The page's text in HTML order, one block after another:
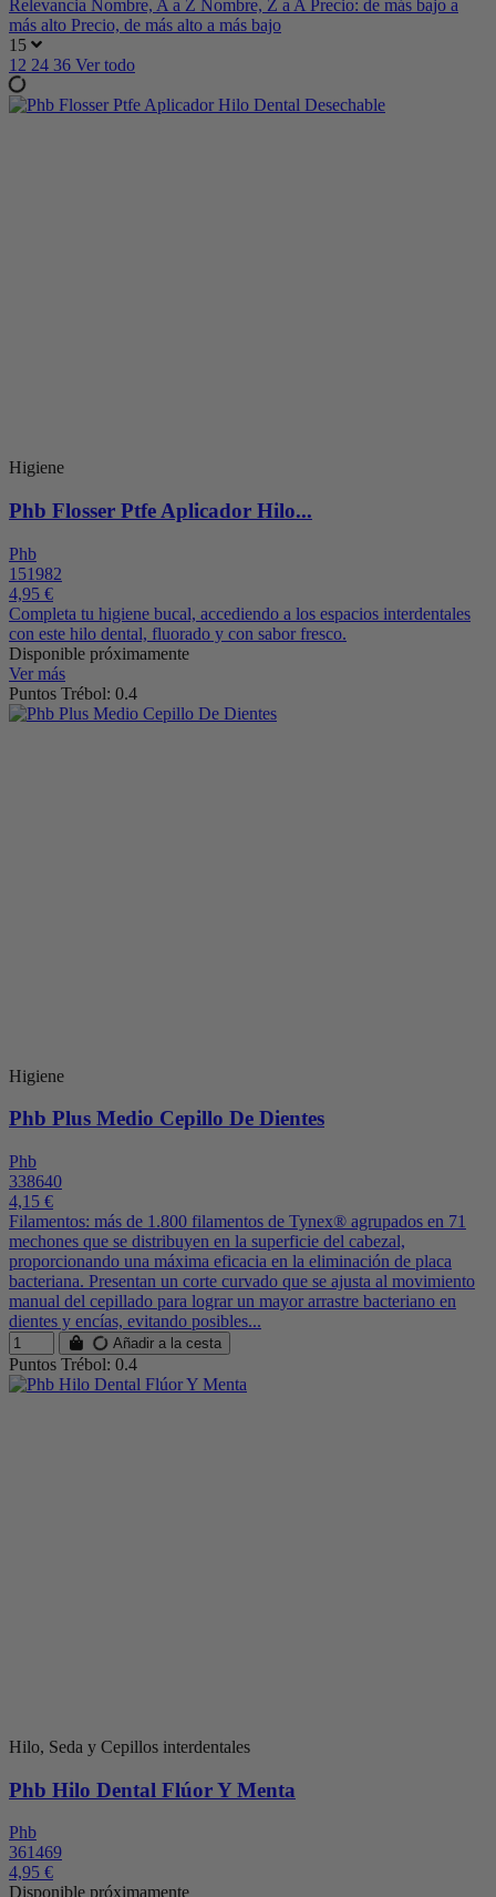
Relevancia Nombre, A a Z Nombre, Z a A Precio: de más bajo a
más alto Precio, de más alto a más bajo
15
12 24 36 Ver todo
Higiene
Phb Flosser Ptfe Aplicador Hilo...
Phb
151982
4,95 €
Completa tu higiene bucal, accediendo a los espacios interdentales
con este hilo dental, fluorado y con sabor fresco.
Disponible próximamente
Ver más
Puntos Trébol: 0.4
Higiene
Phb Plus Medio Cepillo De Dientes
Phb
338640
4,15 €
Filamentos: más de 1.800 filamentos de Tynex® agrupados en 71
mechones que se distribuyen en la superficie del cabezal,
proporcionando una máxima eficacia en la eliminación de placa
bacteriana. Presentan un corte curvado que se ajusta al movimiento
manual del cepillado para lograr un mayor arrastre bacteriano en
dientes y encías, evitando posibles...
Añadir a la cesta
Puntos Trébol: 0.4
Hilo, Seda y Cepillos interdentales
Phb Hilo Dental Flúor Y Menta
Phb
361469
4,95 €
Disponible próximamente